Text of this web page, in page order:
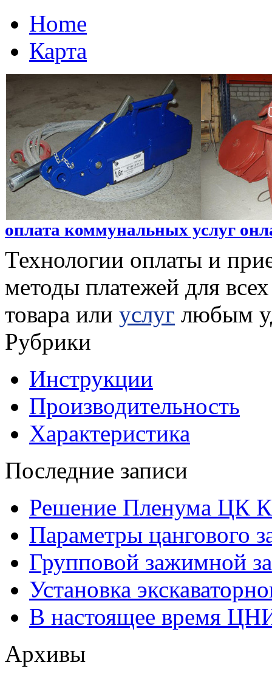
Home
Карта
оплата коммунальных услуг
Технологии оплаты и
методы платежей для
товара или услуг любым
Рубрики
Инструкции
Производительность
Характеристика
Последние записи
Решение Пленума ЦК
Параметры цангового
Групповой зажимной
Установка
В настоящее время
Архивы